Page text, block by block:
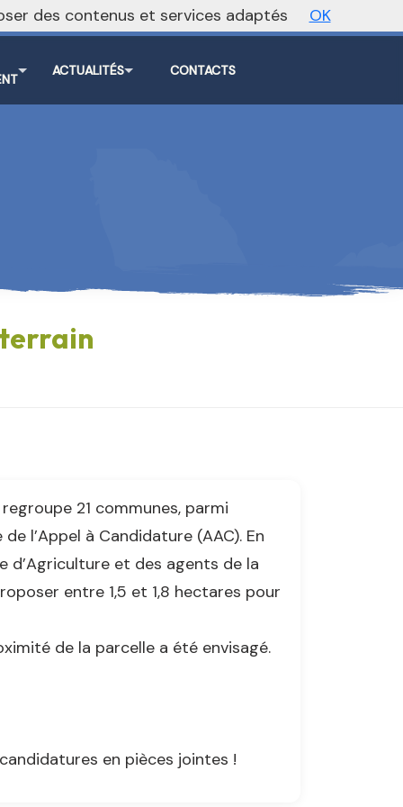
Vers le site national
ACTUALITÉS CONTACTS
21 communes, parmi
l’Appel à Candidature (AAC). En
d’Agriculture et des agents de la
entre 1,5 et 1,8 hectares pour
de la parcelle a été envisagé.
en pièces jointes !
des contenus et services adaptés OK